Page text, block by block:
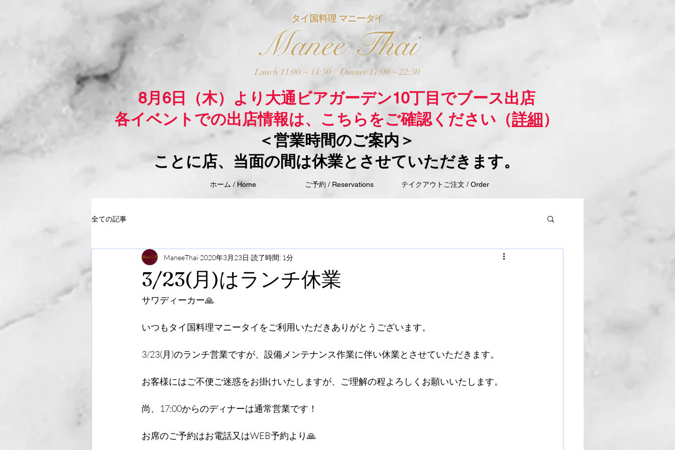
タイ国料理 マニータイ
Manee Thai
Lunch 11:00 ~ 14:30Dinner 17:00 ~ 22:30
8月6日（木）より大通ビアガーデン10丁目でブース出店
各イベントでの出店情報は、こちらをご確認ください（詳細）
＜営業時間のご案内＞
ことに店、当面の間は休業とさせていただきます。
ホーム / Home ご予約 / Reservations テイクアウトご注文 / Order
全ての記事
3/23(月)はランチ休業
ManeeThai 2020年3月23日 読了時間: 1分
サワディーカー🙏
いつもタイ国料理マニータイをご利用いただきありがとうございます。
3/23(月)のランチ営業ですが、設備メンテナンス作業に伴い休業とさせていただきます。
お客様にはご不便ご迷惑をお掛けいたしますが、ご理解の程よろしくお願いいたします。
尚、17:00からのディナーは通常営業です！
お席のご予約はお電話又はWEB予約より🙏